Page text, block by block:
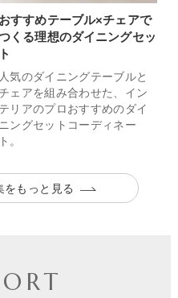
おすすめテーブル×チェアで
くる理想のダイニングセッ
ト
人気のダイニングテーブルと
チェアを組み合わせた、イン
テリアのプロおすすめのダイ
ニングセットコーディネー
ト。
をもっと見る